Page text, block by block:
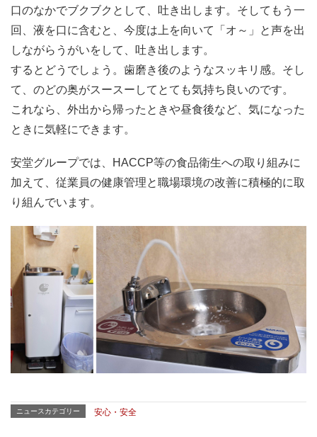
口のなかでブクブクとして、吐き出します。そしてもう一
回、液を口に含むと、今度は上を向いて「オ～」と声を出
しながらうがいをして、吐き出します。
するとどうでしょう。歯磨き後のようなスッキリ感。そし
て、のどの奥がスースーしてとても気持ち良いのです。
これなら、外出から帰ったときや昼食後など、気になった
ときに気軽にできます。
安堂グループでは、HACCP等の食品衛生への取り組みに
加えて、従業員の健康管理と職場環境の改善に積極的に取
り組んでいます。
ニュースカテゴリー 安心・安全